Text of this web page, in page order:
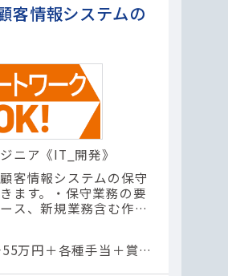
客情報システムの
ニア《IT_開発》
客情報システムの保守
ます。・保守業務の要
ス、新規業務含む作業
守、開発の3領域があ
ームで稼働・保守業
中心で、要件定…
月給22万円～55万円＋各種手当＋賞与年2回